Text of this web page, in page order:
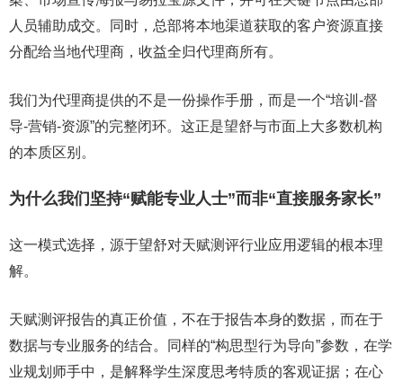
人员辅助成交。同时，总部将本地渠道获取的客户资源直接
分配给当地代理商，收益全归代理商所有。
我们为代理商提供的不是一份操作手册，而是一个“培训-督
导-营销-资源”的完整闭环。这正是望舒与市面上大多数机构
的本质区别。
为什么我们坚持“赋能专业人士”而非“直接服务家长”
这一模式选择，源于望舒对天赋测评行业应用逻辑的根本理
解。
天赋测评报告的真正价值，不在于报告本身的数据，而在于
数据与专业服务的结合。同样的“构思型行为导向”参数，在学
业规划师手中，是解释学生深度思考特质的客观证据；在心